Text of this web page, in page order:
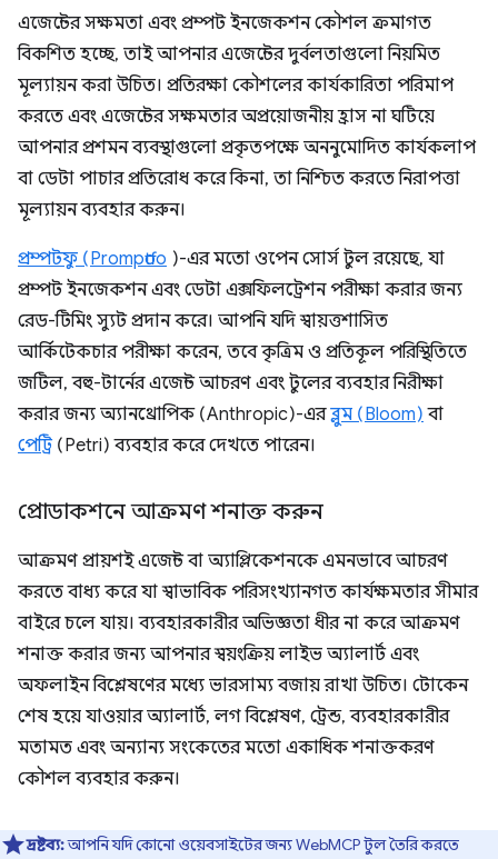
এজেন্টের সক্ষমতা এবং প্রম্পট ইনজেকশন কৌশল ক্রমাগত
বিকশিত হচ্ছে, তাই আপনার এজেন্টের দুর্বলতাগুলো নিয়মিত
মূল্যায়ন করা উচিত। প্রতিরক্ষা কৌশলের কার্যকারিতা পরিমাপ
করতে এবং এজেন্টের সক্ষমতার অপ্রয়োজনীয় হ্রাস না ঘটিয়ে
আপনার প্রশমন ব্যবস্থাগুলো প্রকৃতপক্ষে অননুমোদিত কার্যকলাপ
বা ডেটা পাচার প্রতিরোধ করে কিনা, তা নিশ্চিত করতে নিরাপত্তা
মূল্যায়ন ব্যবহার করুন।
প্রম্পটফু (Promptfoo )-এর মতো ওপেন সোর্স টুল রয়েছে, যা
প্রম্পট ইনজেকশন এবং ডেটা এক্সফিলট্রেশন পরীক্ষা করার জন্য
রেড-টিমিং স্যুট প্রদান করে। আপনি যদি স্বায়ত্তশাসিত
আর্কিটেকচার পরীক্ষা করেন, তবে কৃত্রিম ও প্রতিকূল পরিস্থিতিতে
জটিল, বহু-টার্নের এজেন্ট আচরণ এবং টুলের ব্যবহার নিরীক্ষা
করার জন্য অ্যানথ্রোপিক (Anthropic)-এরব্লুম (Bloom) বা
পেট্রি(Petri) ব্যবহার করে দেখতে পারেন।
প্রোডাকশনে আক্রমণ শনাক্ত করুন
আক্রমণ প্রায়শই এজেন্ট বা অ্যাপ্লিকেশনকে এমনভাবে আচরণ
করতে বাধ্য করে যা স্বাভাবিক পরিসংখ্যানগত কার্যক্ষমতার সীমার
বাইরে চলে যায়। ব্যবহারকারীর অভিজ্ঞতা ধীর না করে আক্রমণ
শনাক্ত করার জন্য আপনার স্বয়ংক্রিয় লাইভ অ্যালার্ট এবং
অফলাইন বিশ্লেষণের মধ্যে ভারসাম্য বজায় রাখা উচিত। টোকেন
শেষ হয়ে যাওয়ার অ্যালার্ট, লগ বিশ্লেষণ, ট্রেন্ড, ব্যবহারকারীর
মতামত এবং অন্যান্য সংকেতের মতো একাধিক শনাক্তকরণ
কৌশল ব্যবহার করুন।
দ্রষ্টব্য:আপনি যদি কোনো ওয়েবসাইটের জন্য WebMCP টুল তৈরি করতে